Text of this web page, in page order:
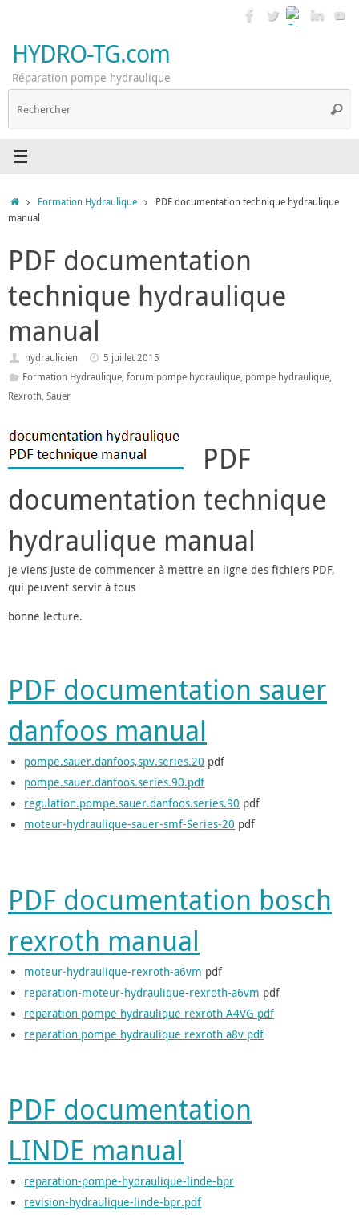
contenu
HYDRO-TG.com
Réparation pompe hydraulique
AccueilFormation Hydraulique
PDF documentation technique hydraulique
manual
PDF documentation
technique hydraulique
manual
hydraulicien
5 juillet 2015
Formation Hydraulique, forum pompe hydraulique, pompe hydraulique,
Rexroth, Sauer
PDF
documentation technique
hydraulique manual
je viens juste de commencer à mettre en ligne des fichiers PDF,
qui peuvent servir à tous
bonne lecture.
PDF documentation sauer
danfoos manual
pompe.sauer.danfoos,spv.series.20 pdf
pompe.sauer.danfoos.series.90.pdf
regulation.pompe.sauer.danfoos.series.90 pdf
moteur-hydraulique-sauer-smf-Series-20 pdf
PDF documentation bosch
rexroth manual
moteur-hydraulique-rexroth-a6vm pdf
reparation-moteur-hydraulique-rexroth-a6vm pdf
reparation pompe hydraulique rexroth A4VG pdf
reparation pompe hydraulique rexroth a8v pdf
PDF documentation
LINDE manual
reparation-pompe-hydraulique-linde-bpr
revision-hydraulique-linde-bpr.pdf